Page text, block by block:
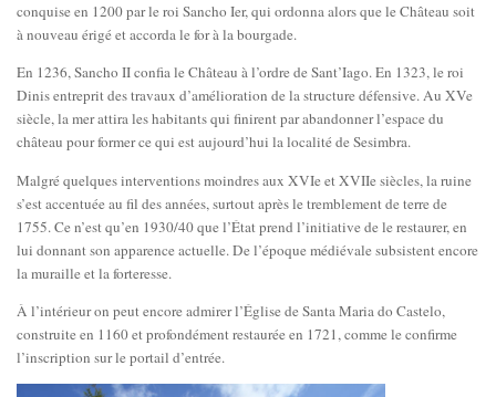
conquise en 1200 par le roi Sancho Ier, qui ordonna alors que le Château soit
à nouveau érigé et accorda le for à la bourgade.
En 1236, Sancho II confia le Château à l’ordre de Sant’Iago. En 1323, le roi
Dinis entreprit des travaux d’amélioration de la structure défensive. Au XVe
siècle, la mer attira les habitants qui finirent par abandonner l’espace du
château pour former ce qui est aujourd’hui la localité de Sesimbra.
Malgré quelques interventions moindres aux XVIe et XVIIe siècles, la ruine
s’est accentuée au fil des années, surtout après le tremblement de terre de
1755. Ce n’est qu’en 1930/40 que l’État prend l’initiative de le restaurer, en
lui donnant son apparence actuelle. De l’époque médiévale subsistent encore
la muraille et la forteresse.
À l’intérieur on peut encore admirer l’Église de Santa Maria do Castelo,
construite en 1160 et profondément restaurée en 1721, comme le confirme
l’inscription sur le portail d’entrée.